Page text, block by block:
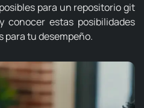
para un repositorio git
conocer estas posibilidades
para tu desempeño.